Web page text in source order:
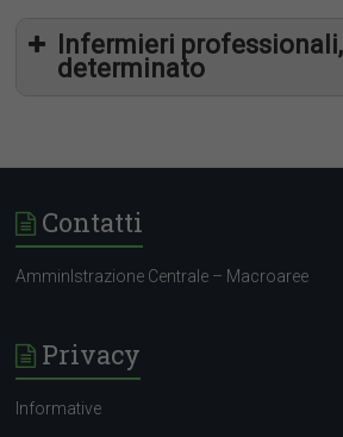
Infermieri
determinato
Contatti
AmminIstrazione Centrale – Macroaree
Privacy
Informative